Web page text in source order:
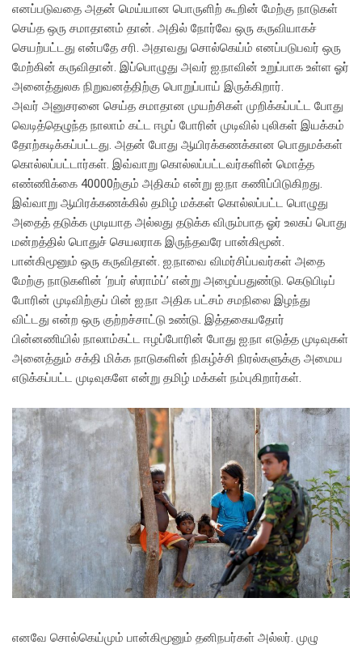
எனப்படுவதை அதன் மெய்யான பொருளிற் கூறின் மேற்கு நாடுகள்
செய்த ஒரு சமாதானம் தான். அதில் நோர்வே ஒரு கருவியாகச்
செயற்பட்டது என்பதே சரி. அதாவது சொல்கெய்ம் எனப்படுபவர் ஒரு
மேற்கின் கருவிதான். இப்பொழுது அவர் ஐ.நாவின் உறுப்பாக உள்ள ஓர்
அனைத்துலக நிறுவனத்திற்கு பொறுப்பாய் இருக்கிறார்.
அவர் அனுசரனை செய்த சமாதான முயற்சிகள் முறிக்கப்பட்ட போது
வெடித்தெழுந்த நாலாம் கட்ட ஈழப் போரின் முடிவில் புலிகள் இயக்கம்
தோற்கடிக்கப்பட்டது. அதன் போது ஆயிரக்கணக்கான பொதுமக்கள்
கொல்லப்பட்டார்கள். இவ்வாறு கொல்லப்பட்டவர்களின் மொத்த
எண்ணிக்கை 40000ற்கும் அதிகம் என்று ஐ.நா கணிப்பிடுகிறது.
இவ்வாறு ஆயிரக்கணக்கில் தமிழ் மக்கள் கொல்லப்பட்ட பொழுது
அதைத் தடுக்க முடியாத அல்லது தடுக்க விரும்பாத ஓர் உலகப் பொது
மன்றத்தில் பொதுச் செயலராக இருந்தவரே பான்கிமூன்.
பான்கிமூனும் ஒரு கருவிதான். ஐ.நாவை விமர்சிப்பவர்கள் அதை
மேற்கு நாடுகளின் ‘றபர் ஸ்ராம்ப்’ என்று அழைப்பதுண்டு. கெடுபிடிப்
போரின் முடிவிற்குப் பின் ஐ.நா அதிக பட்சம் சமநிலை இழந்து
விட்டது என்ற ஒரு குற்றச்சாட்டு உண்டு. இத்தகையதோர்
பின்னணியில் நாலாம்கட்ட ஈழப்போரின் போது ஐ.நா எடுத்த முடிவுகள்
அனைத்தும் சக்தி மிக்க நாடுகளின் நிகழ்ச்சி நிரல்களுக்கு அமைய
எடுக்கப்பட்ட முடிவுகளே என்று தமிழ் மக்கள் நம்புகிறார்கள்.
எனவே சொல்கெய்மும் பான்கிமூனும் தனிநபர்கள் அல்லர். முழு